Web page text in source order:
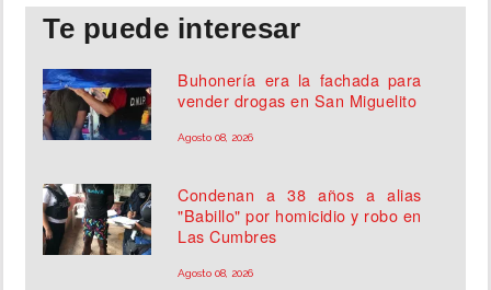
Te puede interesar
Buhonería era la fachada para
vender drogas en San Miguelito
Agosto 08, 2026
Condenan a 38 años a alias
"Babillo" por homicidio y robo en
Las Cumbres
Agosto 08, 2026